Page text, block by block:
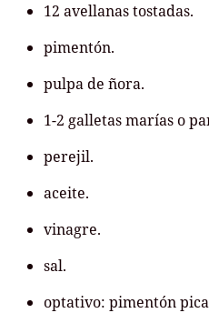
12 avellanas tostadas.
pimentón.
pulpa de ñora.
1-2 galletas marías o
perejil.
aceite.
vinagre.
sal.
optativo: pimentón